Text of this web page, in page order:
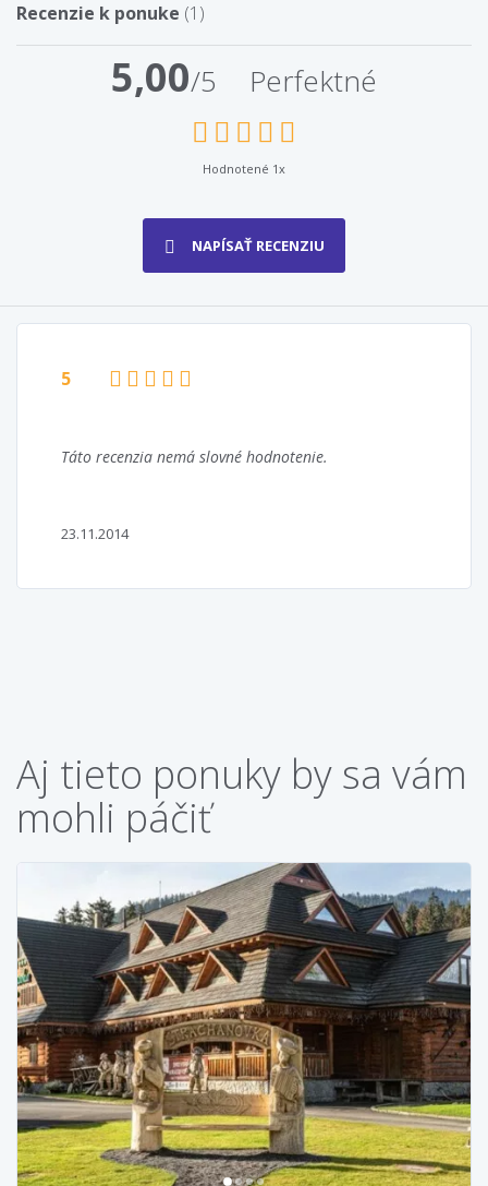
Recenzie k ponuke (1)
5,00/5 Perfektné
Hodnotené 1x
NAPÍSAŤ RECENZIU
5
Táto recenzia nemá slovné hodnotenie.
23.11.2014
Aj tieto ponuky by sa vám
mohli páčiť